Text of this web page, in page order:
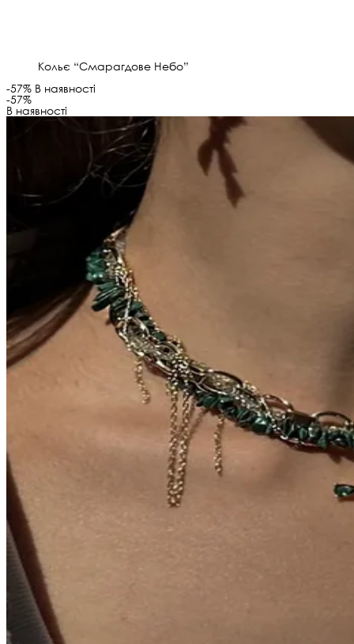
Кольє “Смарагдове Небо”
-57% В наявності
-57%
В наявності